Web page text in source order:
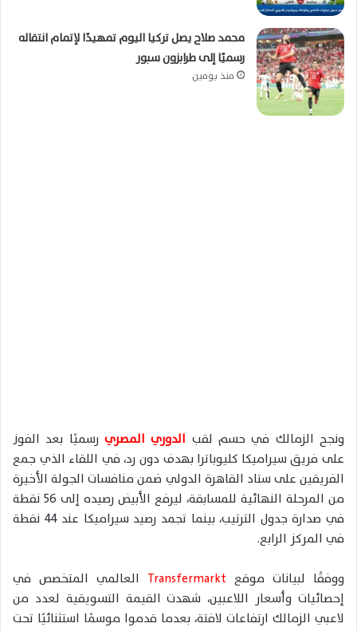
محمد صلاح يصل تركيا اليوم تمهيدًا لإتمام انتقاله
رسميًا إلى طرابزون سبور
منذ يومين
ونجح الزمالك في حسم لقب الدوري المصري رسميًا بعد الفوز
على فريق سيراميكا كليوباترا بهدف دون رد، في اللقاء الذي جمع
الفريقين على ستاد القاهرة الدولي ضمن منافسات الجولة الأخيرة
من المرحلة النهائية للمسابقة، ليرفع الأبيض رصيده إلى 56 نقطة
في صدارة جدول الترتيب، بينما تجمد رصيد سيراميكا عند 44 نقطة
في المركز الرابع.
ووفقًا لبيانات موقع Transfermarkt العالمي المتخصص في
إحصائيات وأسعار اللاعبين، شهدت القيمة التسويقية لعدد من
لاعبي الزمالك ارتفاعات لافتة، بعدما قدموا موسمًا استثنائيًا تحت